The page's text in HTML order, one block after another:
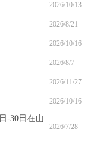
2026/10/13
2026/8/21
2026/10/16
2026/8/7
2026/11/27
2026/10/16
-30日在山
2026/7/28